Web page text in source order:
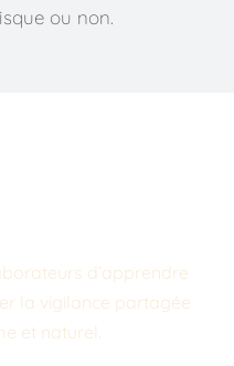
ou non.
d’apprendre
la vigilance partagée
et naturel.